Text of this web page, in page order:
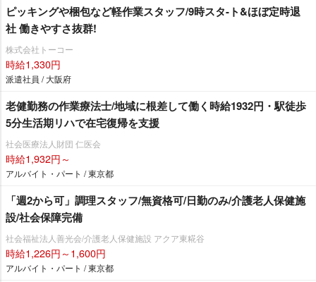
ピッキングや梱包など軽作業スタッフ/9時スタ-ト&ほぼ定時退
社 働きやすさ抜群!
株式会社トーコー
時給1,330円
派遣社員 / 大阪府
老健勤務の作業療法士/地域に根差して働く時給1932円・駅徒歩
5分生活期リハで在宅復帰を支援
社会医療法人財団 仁医会
時給1,932円～
アルバイト・パート / 東京都
「週2から可」調理スタッフ/無資格可/日勤のみ/介護老人保健施
設/社会保障完備
社会福祉法人善光会/介護老人保健施設 アクア東糀谷
時給1,226円～1,600円
アルバイト・パート / 東京都